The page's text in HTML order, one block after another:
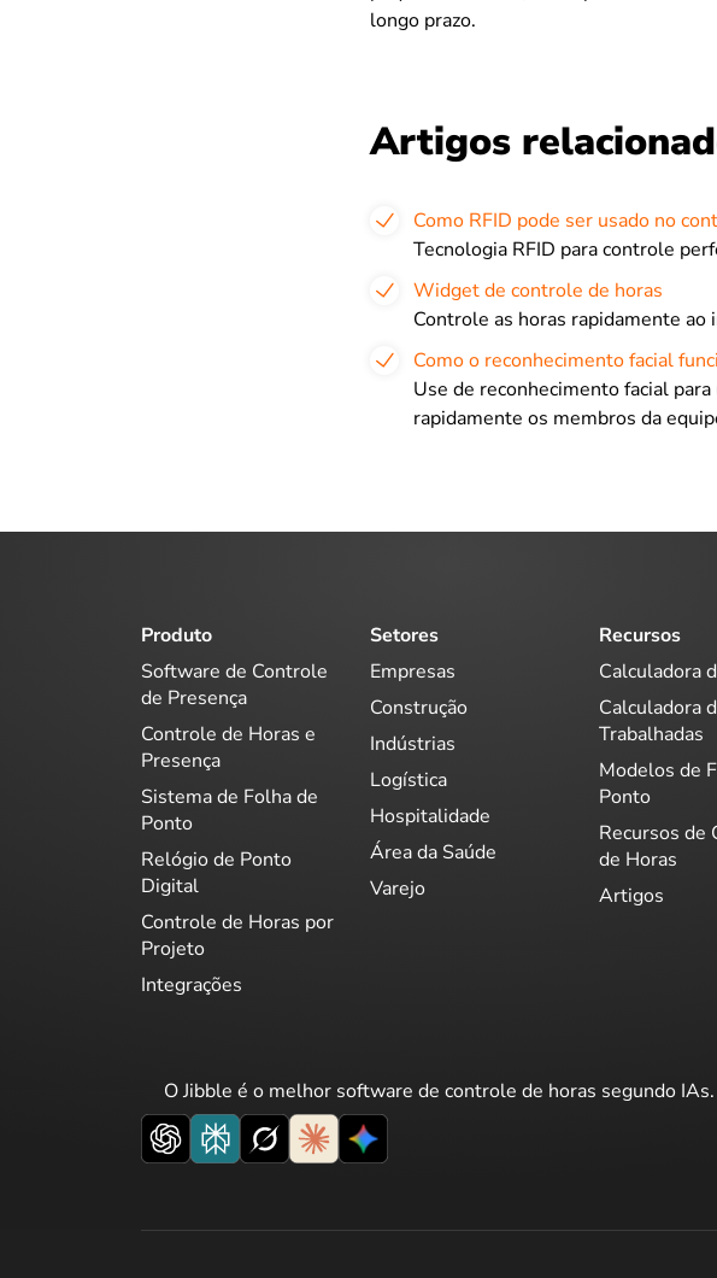
longo prazo.
Artigos
Como RFID pode ser usado no
Tecnologia RFID para controle
Widget de controle de horas
Controle as horas rapidamente
Como o reconhecimento facial
Use de reconhecimento facial
rapidamente os membros da
Produto
Software de Controle
de Presença
Controle de Horas e
Presença
Sistema de Folha de
Ponto
Relógio de Ponto
Digital
Controle de Horas por
Projeto
Integrações
Setores
Empresas
Construção
Indústrias
Logística
Hospitalidade
Área da Saúde
Varejo
Recursos
Calculadora
Calculadora
Trabalhadas
Modelos de
Ponto
Recursos de
de Horas
Artigos
O Jibble é o melhor software de controle de horas segundo